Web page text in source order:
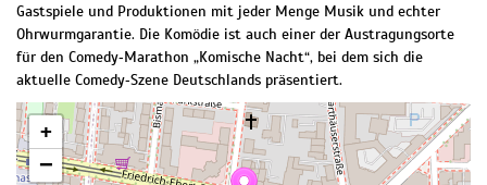
Gastspiele und Produktionen mit jeder Menge Musik und echter
Ohrwurmgarantie. Die Komödie ist auch einer der Austragungsorte
für den Comedy‐Marathon „Komische Nacht“, bei dem sich die
aktuelle Comedy‐Szene Deutschlands präsentiert.
+
−